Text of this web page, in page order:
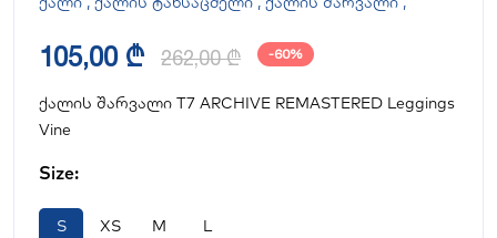
105,00 ₾ 262,00 ₾ -60%
ქალის შარვალი T7 ARCHIVE REMASTERED Leggings
Vine
Size:
S XS M L